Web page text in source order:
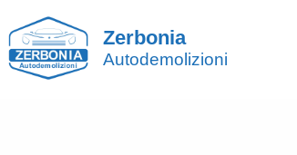
Zerbonia
Autodemolizioni